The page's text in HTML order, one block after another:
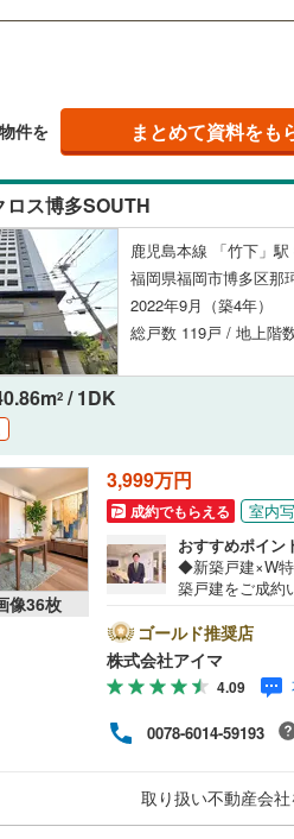
件を まとめて資料をも
ロス博多SOUTH
鹿児島本線 「竹下」
福岡県福岡市博多区那
2022年9月（築4年）
総戸数 119戸 / 地上階
2 / 1DK
像36枚
3,999万円
成約でもらえる 室内
おすすめポイン
◆新築戸建×W
築戸建をご成約
ません。特典は
大手ネット銀行
0.949％、41～
とも多数提携し
イフプランに
や、ご自宅・最
方、転職後で
情報を豊富にご
気軽にお問い合
ゴールド推奨店
株式会社アイマ
4.09
0078-6014-59193
取り扱い不動産会
鳥取 島
福岡 佐
物件0件
行橋市(0)
小郡市(0)
大野城市(1)
古賀市(0)
宮若市(0)
みやま市(0)
糟屋郡須惠町(0)
糟屋郡粕屋町(0)
遠賀郡岡垣町(0)
鞍手郡鞍手町(0)
朝倉郡東峰村(
八女郡広川町 (0)
田川郡糸田町(0
京都郡みやこ町(0
物件0件
物件0件
物件0件
(0 ) (0) (
( )
物件0件
管理・管理規約
配置、向き、建ち方
階下に住戸なし （
構造・規模・施工・品
立地
最寄りの駅が始
共用施設
コンシェルジュサ
設備
床暖房（ 4）
物件0件